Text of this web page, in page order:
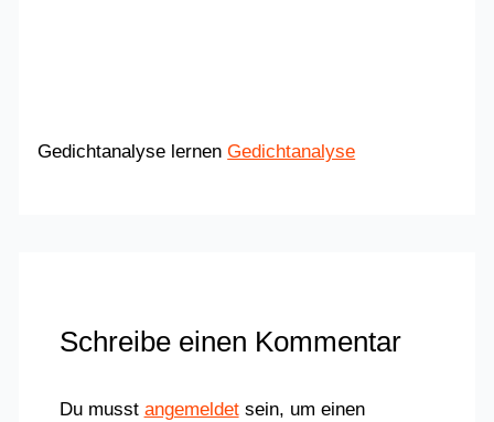
Gedichtanalyse lernenGedichtanalyse
Schreibe einen Kommentar
Du musst angemeldetsein, um einen